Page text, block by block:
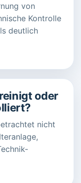
von
Kontrolle
deutlich
oder
nicht